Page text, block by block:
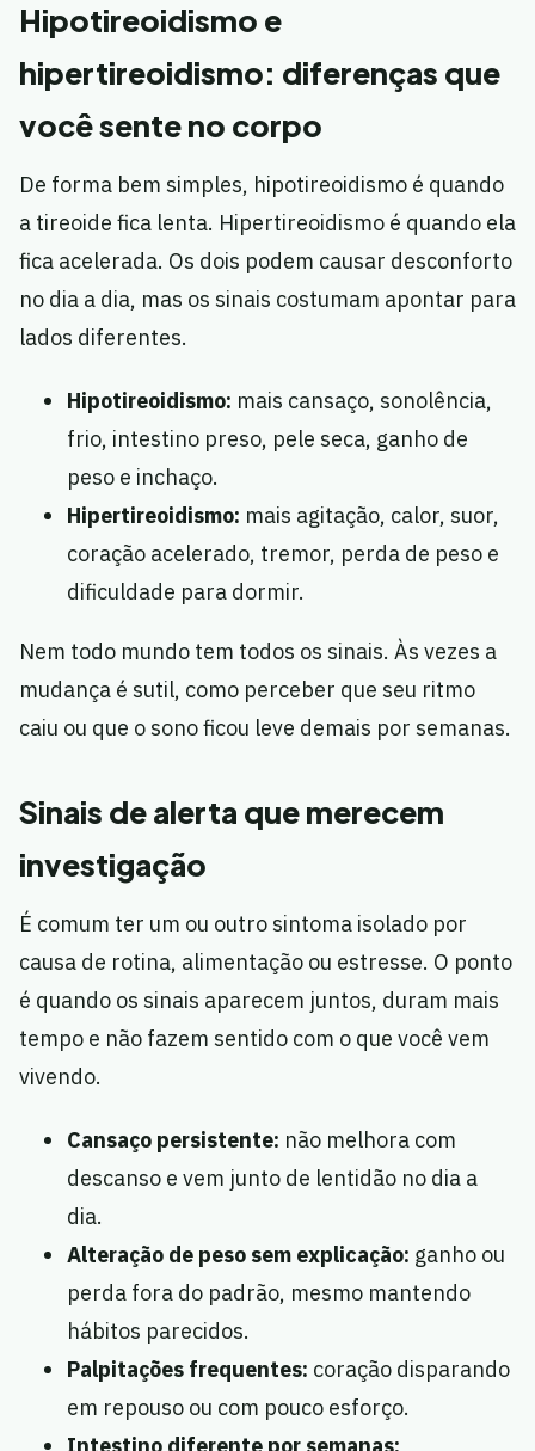
Hipotireoidismo e
hipertireoidismo: diferenças que
você sente no corpo
De forma bem simples, hipotireoidismo é quando
a tireoide fica lenta. Hipertireoidismo é quando ela
fica acelerada. Os dois podem causar desconforto
no dia a dia, mas os sinais costumam apontar para
lados diferentes.
Hipotireoidismo: mais cansaço, sonolência,
frio, intestino preso, pele seca, ganho de
peso e inchaço.
Hipertireoidismo: mais agitação, calor, suor,
coração acelerado, tremor, perda de peso e
dificuldade para dormir.
Nem todo mundo tem todos os sinais. Às vezes a
mudança é sutil, como perceber que seu ritmo
caiu ou que o sono ficou leve demais por semanas.
Sinais de alerta que merecem
investigação
É comum ter um ou outro sintoma isolado por
causa de rotina, alimentação ou estresse. O ponto
é quando os sinais aparecem juntos, duram mais
tempo e não fazem sentido com o que você vem
vivendo.
Cansaço persistente: não melhora com
descanso e vem junto de lentidão no dia a
dia.
Alteração de peso sem explicação: ganho ou
perda fora do padrão, mesmo mantendo
hábitos parecidos.
Palpitações frequentes: coração disparando
em repouso ou com pouco esforço.